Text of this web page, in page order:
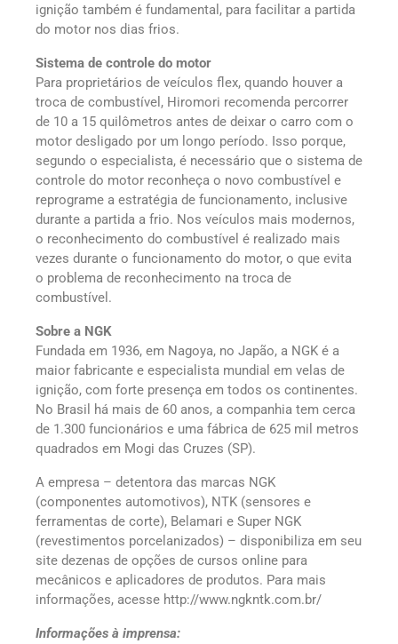
ignição também é fundamental, para facilitar a partida
do motor nos dias frios.
Sistema de controle do motor
Para proprietários de veículos flex, quando houver a
troca de combustível, Hiromori recomenda percorrer
de 10 a 15 quilômetros antes de deixar o carro com o
motor desligado por um longo período. Isso porque,
segundo o especialista, é necessário que o sistema de
controle do motor reconheça o novo combustível e
reprograme a estratégia de funcionamento, inclusive
durante a partida a frio. Nos veículos mais modernos,
o reconhecimento do combustível é realizado mais
vezes durante o funcionamento do motor, o que evita
o problema de reconhecimento na troca de
combustível.
Sobre a NGK
Fundada em 1936, em Nagoya, no Japão, a NGK é a
maior fabricante e especialista mundial em velas de
ignição, com forte presença em todos os continentes.
No Brasil há mais de 60 anos, a companhia tem cerca
de 1.300 funcionários e uma fábrica de 625 mil metros
quadrados em Mogi das Cruzes (SP).
A empresa – detentora das marcas NGK
(componentes automotivos), NTK (sensores e
ferramentas de corte), Belamari e Super NGK
(revestimentos porcelanizados) – disponibiliza em seu
site dezenas de opções de cursos online para
mecânicos e aplicadores de produtos. Para mais
informações, acesse http://www.ngkntk.com.br/
Informações à imprensa: